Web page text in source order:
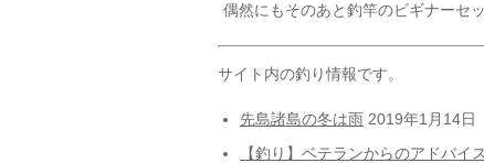
偶然にもそのあと釣竿のビギナーセ
サイト内の釣り情報です。
先島諸島の冬は雨 2019年1月14日
【釣り】ベテランからのアドバイス